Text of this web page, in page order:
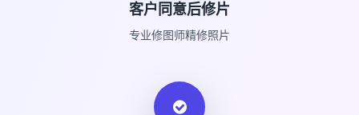
客户同意后修片
专业修图师精修照片